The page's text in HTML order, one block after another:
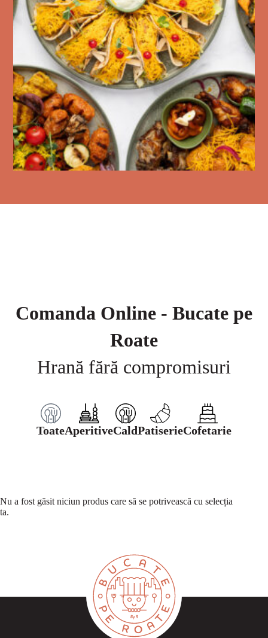
Comanda Online - Bucate pe
Roate
Hrană fără compromisuri
ToateAperitiveCaldPatiserieCofetarie
Nu a fost găsit niciun produs care să se potrivească cu selecția
ta.